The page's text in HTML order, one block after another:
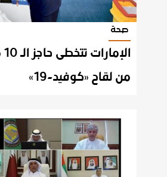
صحة
الإمارات تتخطى حاجز الـ 10 ملايين جرعة
من لقاح «كوفيد-19»